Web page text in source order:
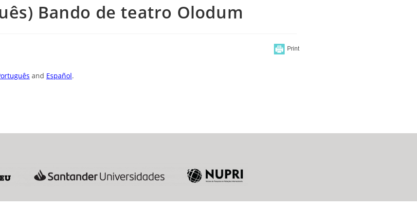
Bando de teatro Olodum
and Español.